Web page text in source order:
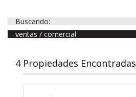
Buscando:
ventas / comercial
4 Propiedades Encontradas